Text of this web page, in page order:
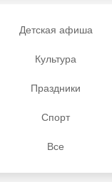
Детская афиша
Культура
Праздники
Спорт
Все